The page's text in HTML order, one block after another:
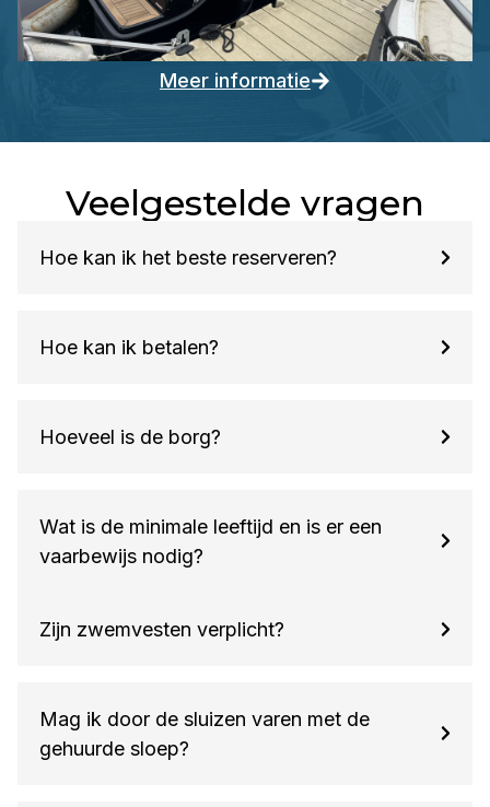
Meer informatie
Veelgestelde vragen
Hoe kan ik het beste reserveren?
Hoe kan ik betalen?
Hoeveel is de borg?
Wat is de minimale leeftijd en is er een
vaarbewijs nodig?
Zijn zwemvesten verplicht?
Mag ik door de sluizen varen met de
gehuurde sloep?